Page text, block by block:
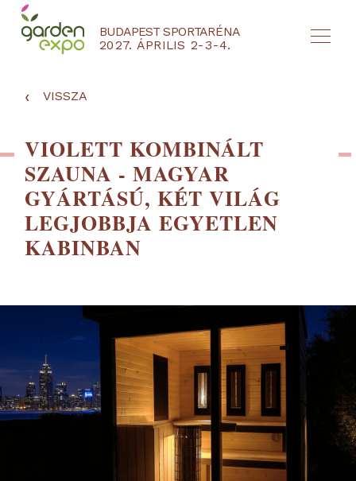
BUDAPEST SPORTARÉNA
2027. ÁPRILIS 2-3-4.
NYEREMÉNYJÁTÉK / REGISZTRÁCIÓ
‹ VISSZA
VIOLETT KOMBINÁLT
SZAUNA - MAGYAR
GYÁRTÁSÚ, KÉT VILÁG
LEGJOBBJA EGYETLEN
KABINBAN